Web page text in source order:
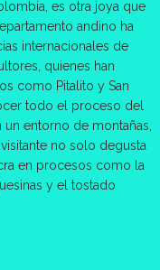
es otra joya que
andino ha
internacionales de
quienes han
como Pitalito y San
todo el proceso del
entorno de montañas,
no solo degusta
en procesos como la
y el tostado